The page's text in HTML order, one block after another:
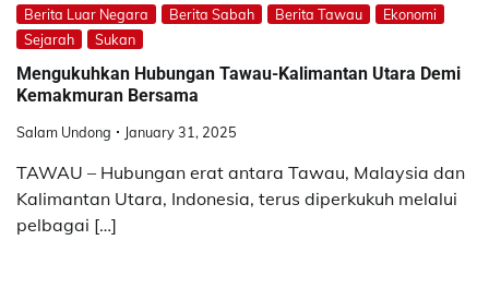
Berita Luar Negara Berita Sabah Berita Tawau
Ekonomi
Sejarah
Sukan
Mengukuhkan Hubungan Tawau-Kalimantan Utara Demi
Kemakmuran Bersama
Salam Undong January 31, 2025
TAWAU – Hubungan erat antara Tawau, Malaysia dan
Kalimantan Utara, Indonesia, terus diperkukuh melalui
pelbagai […]